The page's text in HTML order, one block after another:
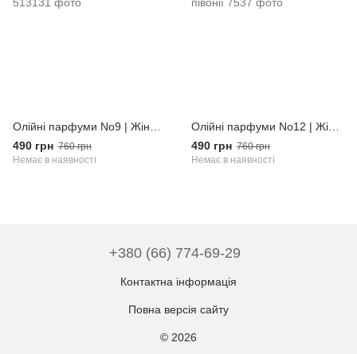
490 грн 760 грн
Немає в наявності
490 грн 760 грн
Немає в наявності
+380 (66) 774-69-29
Контактна інформація
Повна версія сайту
© 2026